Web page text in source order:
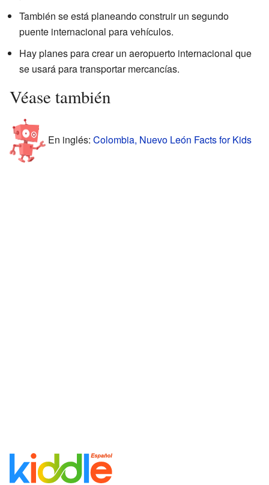
También se está planeando construir un segundo
puente internacional para vehículos.
Hay planes para crear un aeropuerto internacional que
se usará para transportar mercancías.
Véase también
En inglés: Colombia, Nuevo León Facts for Kids